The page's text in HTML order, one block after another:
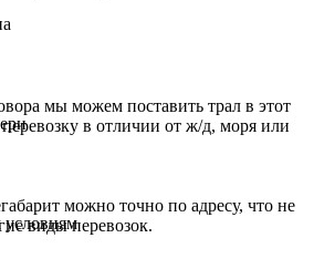
мы можем поставить трал в этот
перевозку в отличии от ж/д, моря или
можно точно по адресу, что не
виды перевозок.